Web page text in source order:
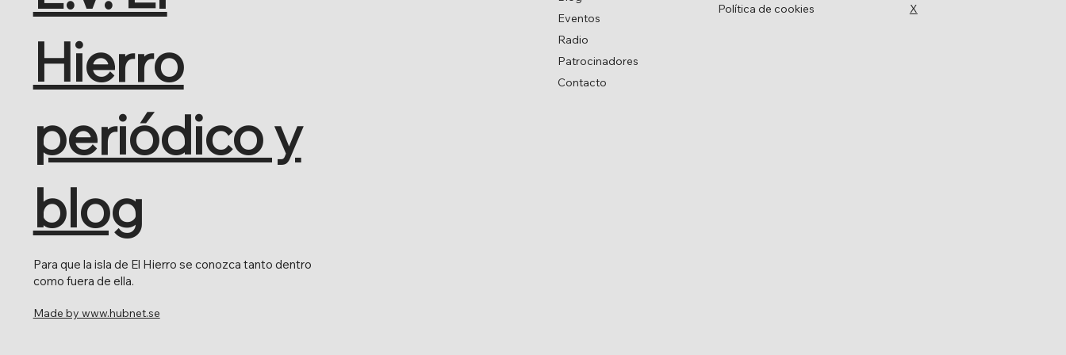
X
Política de cookies
Eventos
Radio
Patrocinadores
Contacto
Para que la isla de El Hierro se conozca tanto dentro
como fuera de ella.
Hierro
periódico y
blog
Made by www.hubnet.se